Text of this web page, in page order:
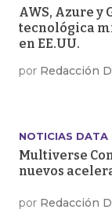
AWS, Azure
tecnológica
en EE.UU.
por Redacción
NOTICIAS DATA
Multiverse
nuevos
por Redacción